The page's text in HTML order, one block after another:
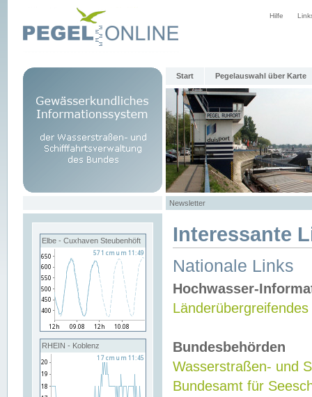
Hilfe
Start Pegelauswahl über Karte
Newsletter
Elbe - Cuxhaven Steubenhöft
RHEIN - Koblenz
Interessante
Nationale Links
Hochwasser-
Bundesbehörden
Wasserstraßen- und
Bundesamt für